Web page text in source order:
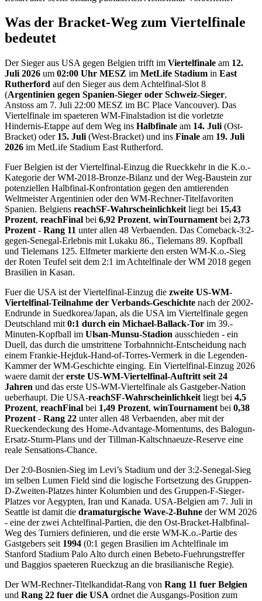
Was der Bracket-Weg zum Viertelfinale
bedeutet
Der Sieger aus USA gegen Belgien trifft im Viertelfinale am 12.
Juli 2026 um 02:00 Uhr MESZ im MetLife Stadium in East
Rutherford auf den Sieger aus dem Achtelfinal-Slot 8
(Argentinien gegen Spanien-Sieger oder Schweiz-Sieger,
Anstoss am 7. Juli 22:00 MESZ im BC Place Vancouver). Das
Viertelfinale im spaeteren WM-Finalstadion ist die vorletzte
Hindernis-Etappe auf dem Weg ins Halbfinale am 14. Juli (Ost-
Bracket) oder 15. Juli (West-Bracket) und ins Finale am 19. Juli
2026 im MetLife Stadium East Rutherford.
Fuer Belgien ist der Viertelfinal-Einzug die Rueckkehr in die K.o.-
Kategorie der WM-2018-Bronze-Bilanz und der Weg-Baustein zur
potenziellen Halbfinal-Konfrontation gegen den amtierenden
Weltmeister Argentinien oder den WM-Rechner-Titelfavoriten
Spanien. Belgiens reachSF-Wahrscheinlichkeit liegt bei 15,43
Prozent, reachFinal bei 6,92 Prozent, winTournament bei 2,73
Prozent - Rang 11 unter allen 48 Verbaenden. Das Comeback-3:2-
gegen-Senegal-Erlebnis mit Lukaku 86., Tielemans 89. Kopfball
und Tielemans 125. Elfmeter markierte den ersten WM-K.o.-Sieg
der Roten Teufel seit dem 2:1 im Achtelfinale der WM 2018 gegen
Brasilien in Kasan.
Fuer die USA ist der Viertelfinal-Einzug die zweite US-WM-
Viertelfinal-Teilnahme der Verbands-Geschichte nach der 2002-
Endrunde in Suedkorea/Japan, als die USA im Viertelfinale gegen
Deutschland mit 0:1 durch ein Michael-Ballack-Tor im 39.-
Minuten-Kopfball im Ulsan-Munsu-Stadion ausschieden - ein
Duell, das durch die umstrittene Torbahnnicht-Entscheidung nach
einem Frankie-Hejduk-Hand-of-Torres-Vermerk in die Legenden-
Kammer der WM-Geschichte einging. Ein Viertelfinal-Einzug 2026
waere damit dererste US-WM-Viertelfinal-Auftritt seit 24
Jahren und das erste US-WM-Viertelfinale als Gastgeber-Nation
ueberhaupt. Die USA-reachSF-Wahrscheinlichkeit liegt bei 4,5
Prozent, reachFinal bei 1,49 Prozent, winTournament bei 0,38
Prozent - Rang 22 unter allen 48 Verbaenden, aber mit der
Rueckendeckung des Home-Advantage-Momentums, des Balogun-
Ersatz-Sturm-Plans und der Tillman-Kaltschnaeuze-Reserve eine
reale Sensations-Chance.
Der 2:0-Bosnien-Sieg im Levi’s Stadium und der 3:2-Senegal-Sieg
im selben Lumen Field sind die logische Fortsetzung des Gruppen-
D-Zweiten-Platzes hinter Kolumbien und des Gruppen-F-Sieger-
Platzes vor Aegypten, Iran und Kanada. USA-Belgien am 7. Juli in
Seattle ist damit die dramaturgische Wave-2-Buhne der WM 2026
- eine der zwei Achtelfinal-Partien, die den Ost-Bracket-Halbfinal-
Weg des Turniers definieren, und die erste WM-K.o.-Partie des
Gastgebers seit 1994 (0:1 gegen Brasilien im Achtelfinale im
Stanford Stadium Palo Alto durch einen Bebeto-Fuehrungstreffer
und Baggios spaeteren Rueckzug an die brasilianische Regie).
Der WM-Rechner-Titelkandidat-Rang von Rang 11 fuer Belgien
und Rang 22 fuer die USA ordnet die Ausgangs-Position zum